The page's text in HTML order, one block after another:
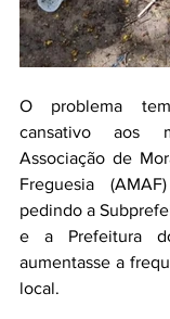
O problema
cansativo aos
Associação de
Freguesia
pedindo a
e a Prefeitura
aumentasse a
local.